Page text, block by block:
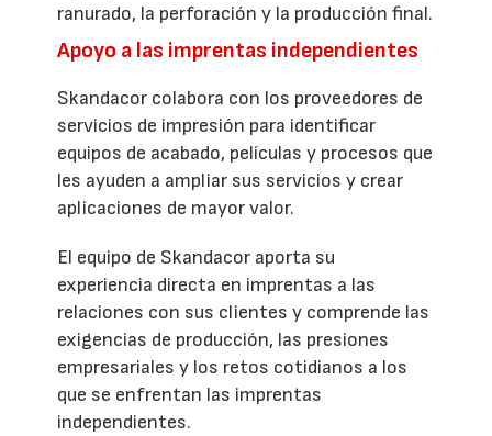
ranurado, la perforación y la producción final.
Apoyo a las imprentas independientes
Skandacor colabora con los proveedores de
servicios de impresión para identificar
equipos de acabado, películas y procesos que
les ayuden a ampliar sus servicios y crear
aplicaciones de mayor valor.
El equipo de Skandacor aporta su
experiencia directa en imprentas a las
relaciones con sus clientes y comprende las
exigencias de producción, las presiones
empresariales y los retos cotidianos a los
que se enfrentan las imprentas
independientes.